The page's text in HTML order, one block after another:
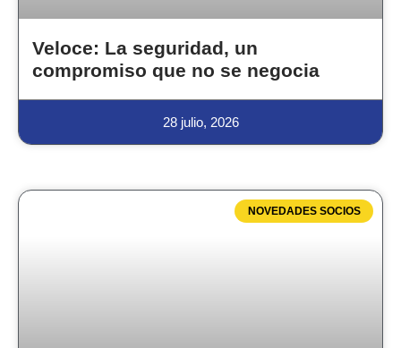
Veloce: La seguridad, un
compromiso que no se negocia
28 julio, 2026
NOVEDADES SOCIOS